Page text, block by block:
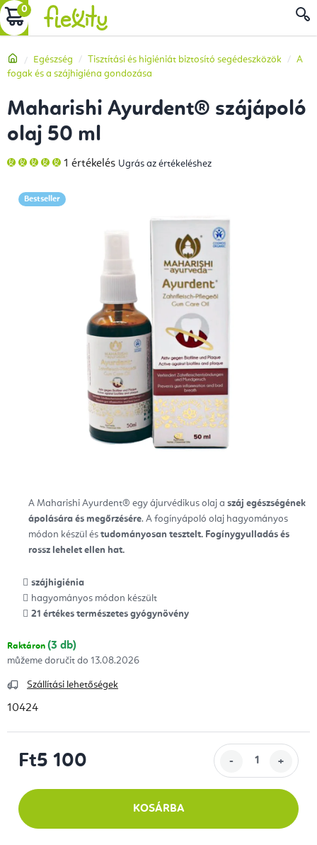
Ugrás
a
tartalomhoz
KOSÁR
Kezdőlap
Egészség Tisztítási és higiéniát biztosító segédeszközök
A
fogak és a szájhigiéna gondozása
A Maharishi Ayurdent® egy ájurvédikus olaj a száj egészségének
ápolására és megőrzésére. A fogínyápoló olaj hagyományos
módon készül és tudományosan tesztelt. Fogínygyulladás és
rossz lehelet ellen hat.
szájhigiénia
hagyományos módon készült
21 értékes természetes gyógynövény
Raktáron (3 db)
13.08.2026
Szállítási lehetőségek
10424
Ft5 100
KOSÁRBA
Maharishi Ayurdent® szájápoló
olaj 50 ml
A
termék
5-
ből
1 értékelés Ugrás az értékeléshez
Bestseller